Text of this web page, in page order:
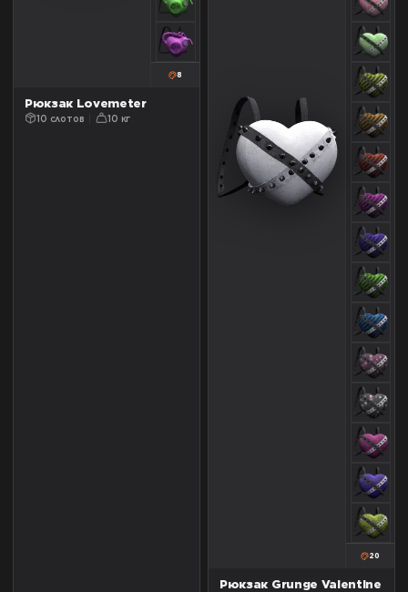
8
Рюкзак Lovemeter
10 слотов 10 кг
20
Рюкзак Grunge Valentine